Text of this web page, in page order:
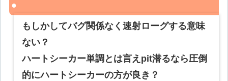
もしかしてバグ関係なく速射ローグする意味
ない？
ハートシーカー単調とは言えpit潜るなら圧倒
的にハートシーカーの方が良き？